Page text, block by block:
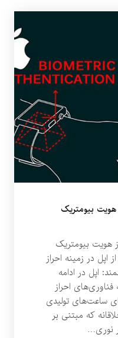
هویت بیومتریک
هویت بیومتریک
در زمینه احراز
اپل در ادامه
احراز
ساعت‌های تولیدی
که مبتنی بر
نوری…